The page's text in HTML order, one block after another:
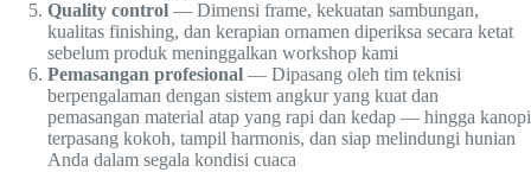
Quality control — Dimensi frame, kekuatan sambungan,
kualitas finishing, dan kerapian ornamen diperiksa secara ketat
sebelum produk meninggalkan workshop kami
Pemasangan profesional — Dipasang oleh tim teknisi
berpengalaman dengan sistem angkur yang kuat dan
pemasangan material atap yang rapi dan kedap — hingga kanopi
terpasang kokoh, tampil harmonis, dan siap melindungi hunian
Anda dalam segala kondisi cuaca